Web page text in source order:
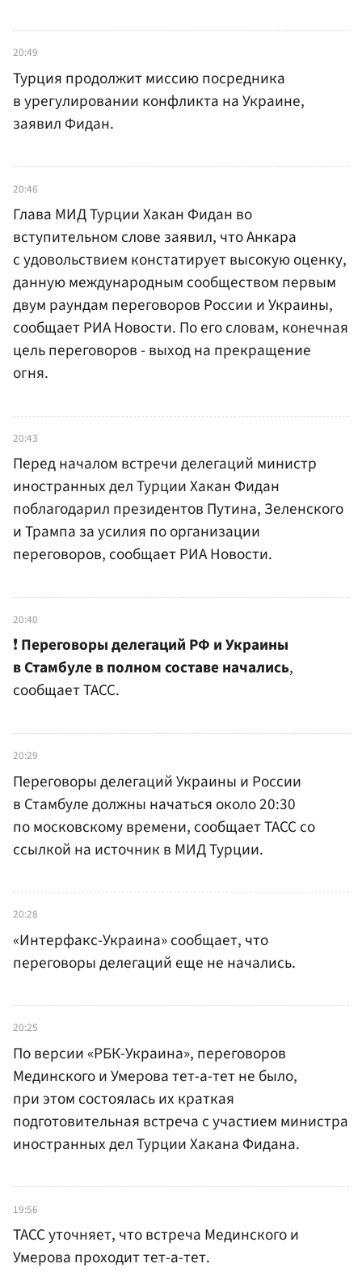
20:49
Турция продолжит миссию посредника
в урегулировании конфликта на Украине,
заявил Фидан.
20:46
Глава МИД Турции Хакан Фидан во
вступительном слове заявил, что Анкара
с удовольствием констатирует высокую оценку,
данную международным сообществом первым
двум раундам переговоров России и Украины,
сообщает РИА Новости. По его словам, конечная
цель переговоров - выход на прекращение
огня.
20:43
Перед началом встречи делегаций министр
иностранных дел Турции Хакан Фидан
поблагодарил президентов Путина, Зеленского
и Трампа за усилия по организации
переговоров, сообщает РИА Новости.
20:40
❗️Переговоры делегаций РФ и Украины
в Стамбуле в полном составе начались,
сообщает ТАСС.
20:29
Переговоры делегаций Украины и России
в Стамбуле должны начаться около 20:30
по московскому времени, сообщает ТАСС со
ссылкой на источник в МИД Турции.
20:28
«Интерфакс-Украина» сообщает, что
переговоры делегаций еще не начались.
20:25
По версии «РБК-Украина», переговоров
Мединского и Умерова тет-а-тет не было,
при этом состоялась их краткая
подготовительная встреча с участием министра
иностранных дел Турции Хакана Фидана.
19:56
ТАСС уточняет, что встреча Мединского и
Умерова проходит тет-а-тет.